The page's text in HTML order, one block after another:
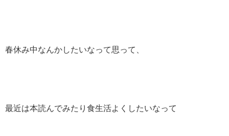
春休み中なんかしたいなって思って、
最近は本読んでみたり食生活よくしたいなって